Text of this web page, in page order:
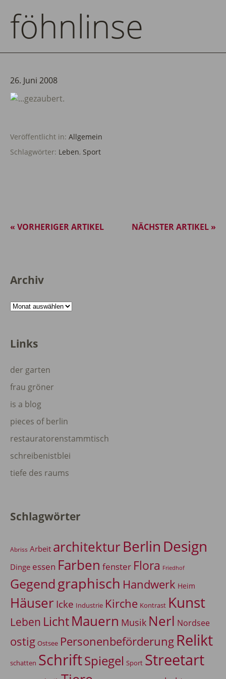
föhnlinse
26. Juni 2008
Veröffentlicht in: Allgemein
Schlagwörter: Leben, Sport
NÄCHSTER ARTIKEL »
« VORHERIGER ARTIKEL
Archiv
Archiv
Links
der garten
frau gröner
is a blog
pieces of berlin
restauratorenstammtisch
schreibenistblei
tiefe des raums
Schlagwörter
Abriss Arbeit architekturBerlin Design
Dinge essen Farben fenster Flora Friedhof
Gegendgraphisch Handwerk Heim
Häuser Icke Industrie Kirche Kontrast Kunst
Leben LichtMauern Musik Nerl Nordsee
ostig Ostsee Personenbeförderung Relikt
schatten SchriftSpiegel Sport Streetart